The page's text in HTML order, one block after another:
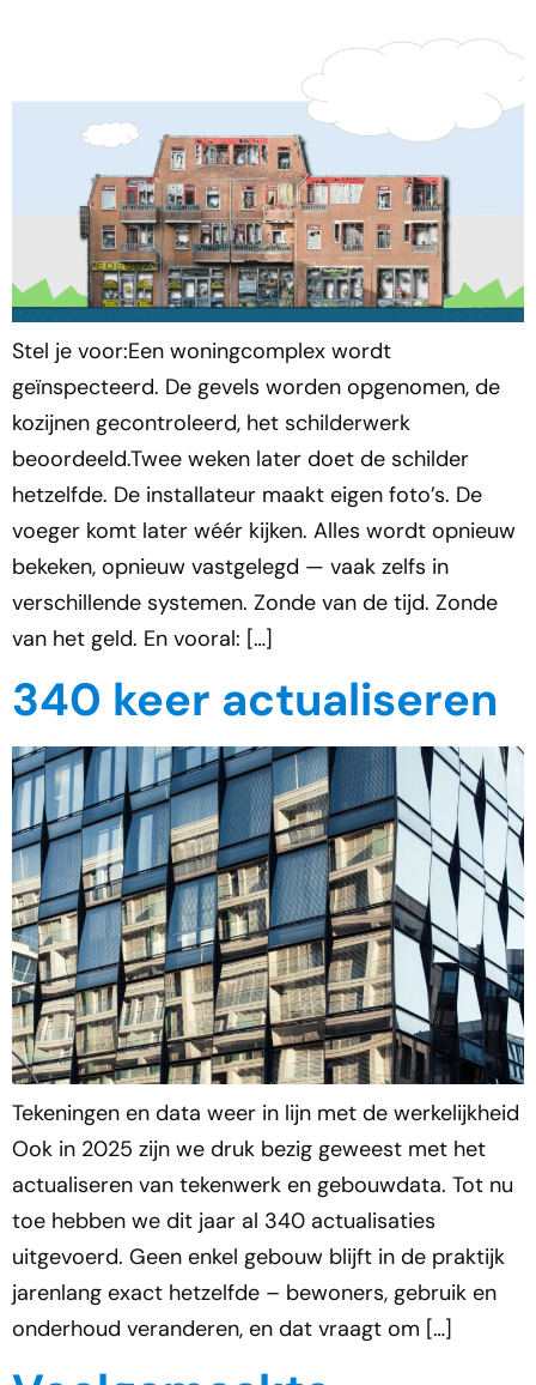
Stel je voor:Een woningcomplex wordt
geïnspecteerd. De gevels worden opgenomen, de
kozijnen gecontroleerd, het schilderwerk
beoordeeld.Twee weken later doet de schilder
hetzelfde. De installateur maakt eigen foto’s. De
voeger komt later wéér kijken. Alles wordt opnieuw
bekeken, opnieuw vastgelegd — vaak zelfs in
verschillende systemen. Zonde van de tijd. Zonde
van het geld. En vooral: […]
340 keer actualiseren
Tekeningen en data weer in lijn met de werkelijkheid
Ook in 2025 zijn we druk bezig geweest met het
actualiseren van tekenwerk en gebouwdata. Tot nu
toe hebben we dit jaar al 340 actualisaties
uitgevoerd. Geen enkel gebouw blijft in de praktijk
jarenlang exact hetzelfde – bewoners, gebruik en
onderhoud veranderen, en dat vraagt om […]